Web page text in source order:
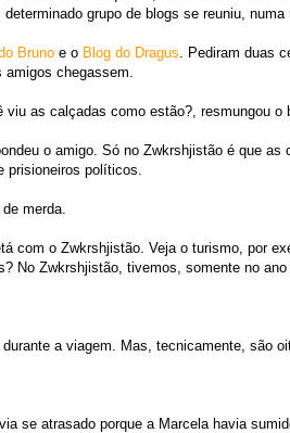
grupo de blogs se reuniu, numa
Bruno e o Blog do Dragus . Pediram duas
chegassem.
as calçadas como estão?, resmungou o
o amigo. Só no Zwkrshjistão é que as
prisioneiros políticos.
merda.
com o Zwkrshjistão. Veja o turismo, por
No Zwkrshjistão, tivemos, somente no
a viagem. Mas, tecnicamente, são
se atrasado porque a Marcela havia